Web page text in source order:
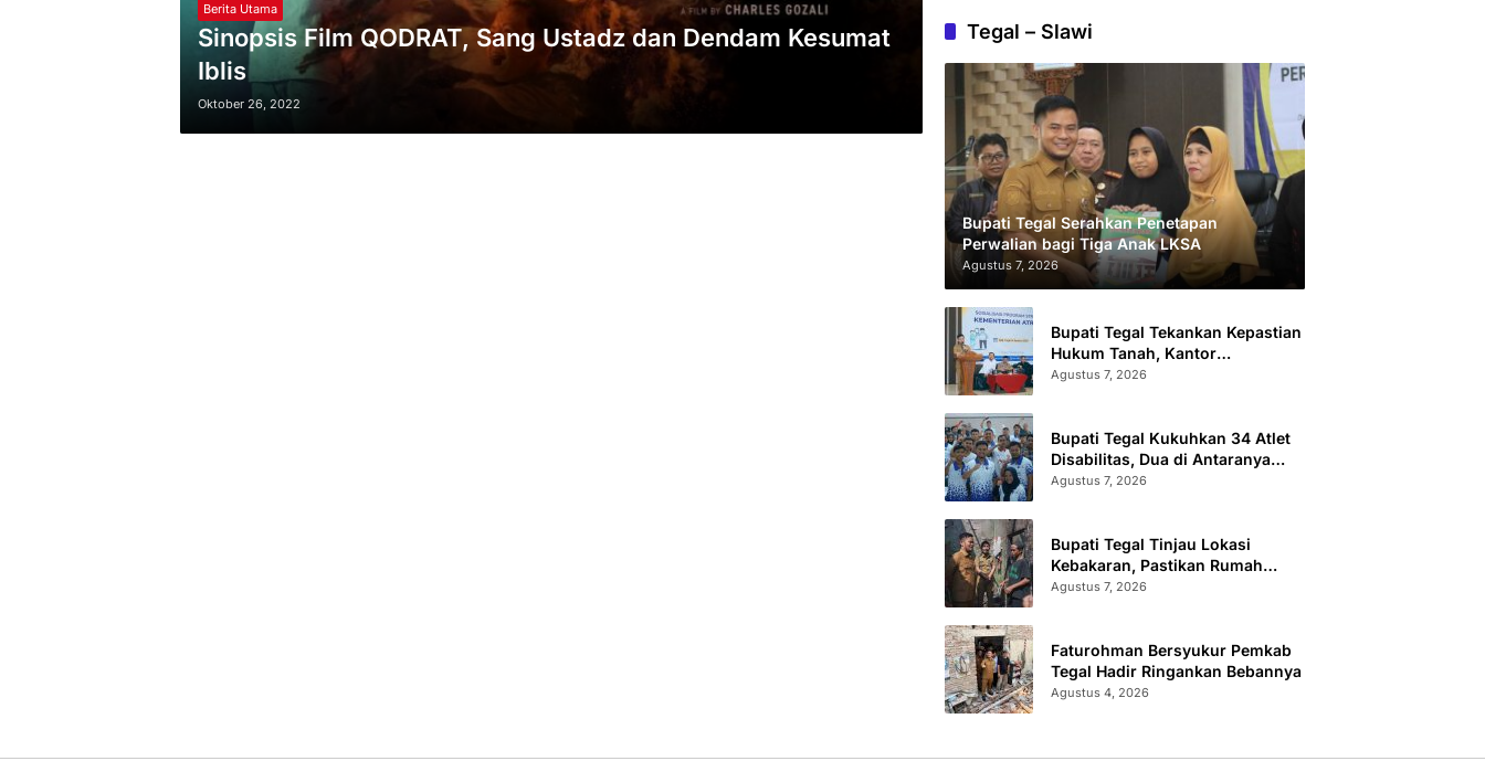
Berita Utama
Sinopsis Film QODRAT, Sang Ustadz dan Dendam Kesumat
Iblis
Oktober 26, 2022
Tegal – Slawi
Bupati Tegal Serahkan Penetapan
Perwalian bagi Tiga Anak LKSA
Agustus 7, 2026
Bupati Tegal Tekankan Kepastian
Hukum Tanah, Kantor
Pertanahan Catat 296.869
Agustus 7, 2026
Bupati Tegal Kukuhkan 34 Atlet
Disabilitas, Dua di Antaranya
Berlaga di Level Dunia
Agustus 7, 2026
Bupati Tegal Tinjau Lokasi
Kebakaran, Pastikan Rumah
Korban Diperbaiki
Agustus 7, 2026
Faturohman Bersyukur Pemkab
Tegal Hadir Ringankan Bebannya
Agustus 4, 2026